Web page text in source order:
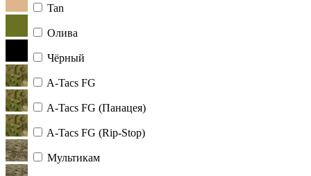
Tan
Олива
Чёрный
A-Tacs FG
A-Tacs FG (Панацея)
A-Tacs FG (Rip-Stop)
Мультикам